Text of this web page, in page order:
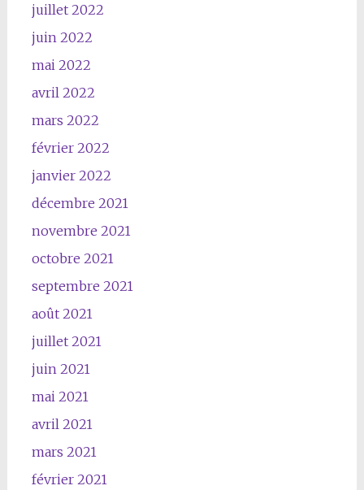
juillet 2022
juin 2022
mai 2022
avril 2022
mars 2022
février 2022
janvier 2022
décembre 2021
novembre 2021
octobre 2021
septembre 2021
août 2021
juillet 2021
juin 2021
mai 2021
avril 2021
mars 2021
février 2021